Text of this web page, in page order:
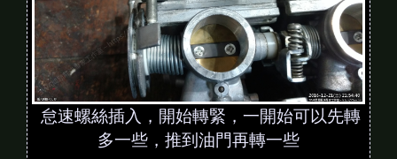
怠速螺絲插入，開始轉緊，一開始可以先轉
多一些，推到油門再轉一些